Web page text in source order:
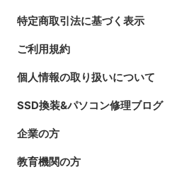
特定商取引法に基づく表示
ご利用規約
個人情報の取り扱いについて
SSD換装&パソコン修理ブログ
企業の方
教育機関の方